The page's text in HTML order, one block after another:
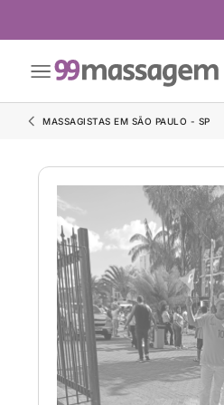
MASSAGISTAS EM SÃO PAULO - SP